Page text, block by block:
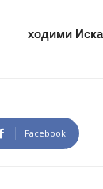
ходими
Facebook